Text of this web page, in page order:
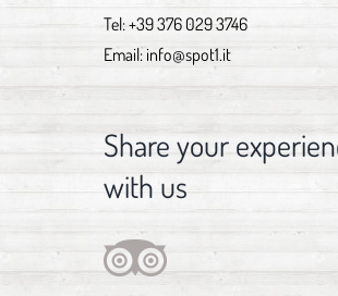
Tel:+39 376 029 3746
Email: info@spot1.it
Share your
with us